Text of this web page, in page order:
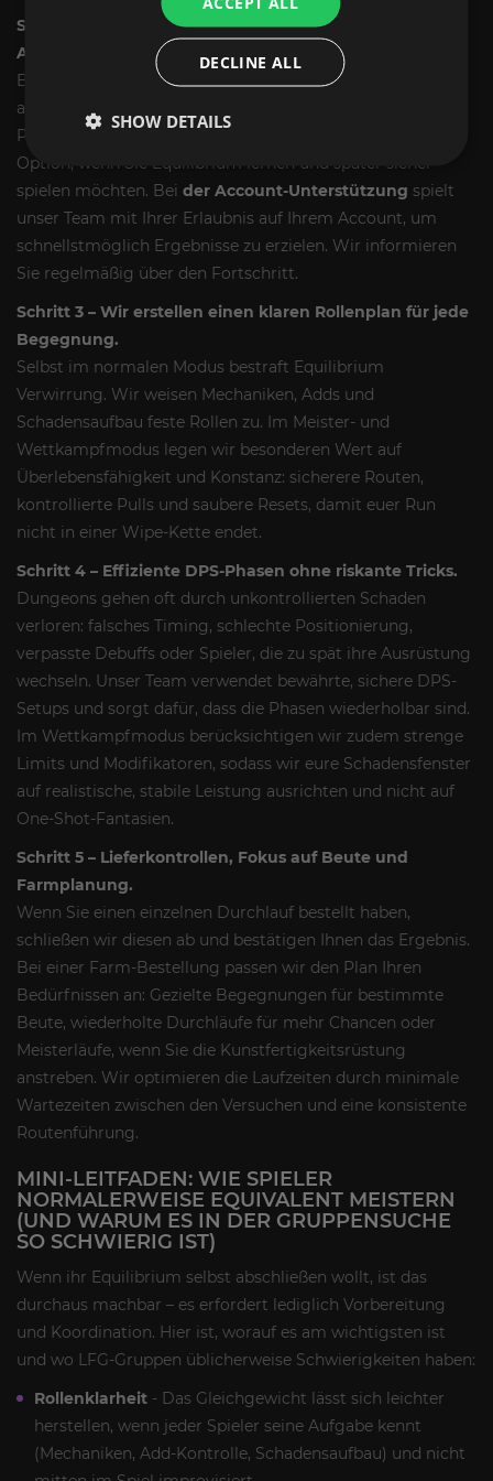
Schritt 2 - Wählen Sie Self-Play Sherpa oder Account-
Assist.
Beim
schließen Sie sich unserem Einsatztrupp
an und wir erklären Ihnen die Spielmechaniken, die
Positionierung und das richtige Timing. Dies ist die beste
Option, wenn Sie Equilibrium lernen und später sicher
spielen möchten. Bei der Account-Unterstützung spielt
unser Team mit Ihrer Erlaubnis auf Ihrem Account, um
schnellstmöglich Ergebnisse zu erzielen. Wir informieren
Sie regelmäßig über den Fortschritt.
Schritt 3 – Wir erstellen einen klaren Rollenplan für jede
Begegnung.
Selbst im normalen Modus bestraft Equilibrium
Verwirrung. Wir weisen Mechaniken, Adds und
Schadensaufbau feste Rollen zu. Im Meister- und
Wettkampfmodus legen wir besonderen Wert auf
Überlebensfähigkeit und Konstanz: sicherere Routen,
kontrollierte Pulls und saubere Resets, damit euer Run
nicht in einer Wipe-Kette endet.
Schritt 4 – Effiziente DPS-Phasen ohne riskante Tricks.
Dungeons gehen oft durch unkontrollierten Schaden
verloren: falsches Timing, schlechte Positionierung,
verpasste Debuffs oder Spieler, die zu spät ihre Ausrüstung
wechseln. Unser Team verwendet bewährte, sichere DPS-
Setups und sorgt dafür, dass die Phasen wiederholbar sind.
Im Wettkampfmodus berücksichtigen wir zudem strenge
Limits und Modifikatoren, sodass wir eure Schadensfenster
auf realistische, stabile Leistung ausrichten und nicht auf
One-Shot-Fantasien.
Schritt 5 – Lieferkontrollen, Fokus auf Beute und
Farmplanung.
Wenn Sie einen einzelnen Durchlauf bestellt haben,
schließen wir diesen ab und bestätigen Ihnen das Ergebnis.
Bei einer Farm-Bestellung passen wir den Plan Ihren
Bedürfnissen an: Gezielte Begegnungen für bestimmte
Beute, wiederholte Durchläufe für mehr Chancen oder
Meisterläufe, wenn Sie die Kunstfertigkeitsrüstung
anstreben. Wir optimieren die Laufzeiten durch minimale
Wartezeiten zwischen den Versuchen und eine konsistente
Routenführung.
MINI-LEITFADEN: WIE SPIELER
NORMALERWEISE EQUIVALENT MEISTERN
(UND WARUM ES IN DER GRUPPENSUCHE
SO SCHWIERIG IST)
Wenn ihr Equilibrium selbst abschließen wollt, ist das
durchaus machbar – es erfordert lediglich Vorbereitung
und Koordination. Hier ist, worauf es am wichtigsten ist
und wo LFG-Gruppen üblicherweise Schwierigkeiten haben:
Rollenklarheit - Das Gleichgewicht lässt sich leichter
herstellen, wenn jeder Spieler seine Aufgabe kennt
(Mechaniken, Add-Kontrolle, Schadensaufbau) und nicht
DECLINE ALL
SHOW DETAILS